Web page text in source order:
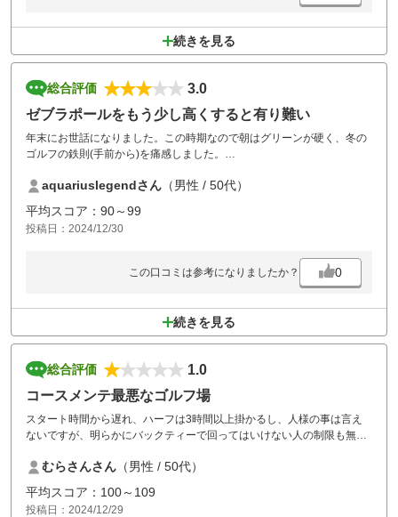
続きを見る
総合評価
3.0
ゼブラポールをもう少し高くすると有り難い
年末にお世話になりました。この時期なので朝はグリーンが硬く、冬の
ゴルフの鉄則(手前から)を痛感しました。
が見えにくいので、もう少し高く設置して頂けるとありがたいですね。
河川敷からでしょうか、練習場が無いのが残念です。鳥かごくらいの練
習場なら設置を検討出来るのでは。
aquariuslegendさん （男性 / 50代）
平均スコア：90～99
投稿日：2024/12/30
この口コミは参考になりましたか？ 0
続きを見る
総合評価
1.0
コースメンテ最悪なゴルフ場
スタート時間から遅れ、ハーフは3時間以上掛かるし、人様の事は言え
ないですが、明らかにバックティーで回ってはいけない人の制限も無
フェアウェイは修理他や、タイヤ痕はあるわ、グリーンはボコボコな面
が多く、砂が撒かれすぎ、芝は禿げてる場所がほとんど。
むらさんさん （男性 / 50代）
平均スコア：100～109
投稿日：2024/12/29